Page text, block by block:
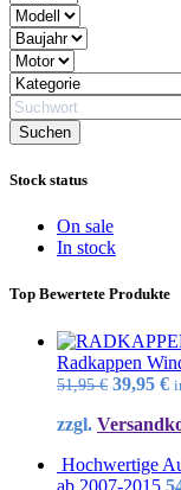
Stock status
On sale
In stock
Top Bewertete Produkte
Radkappen
51,95€
war:
39,95 €
zzgl.
Hochwertige
ab 2007-2015